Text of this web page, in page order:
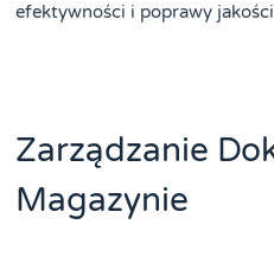
efektywności i poprawy
Zarządzanie
Magazynie